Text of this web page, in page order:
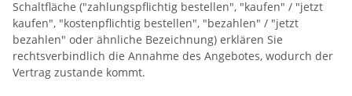
Schaltfläche ("zahlungspflichtig bestellen", "kaufen" / "jetzt
kaufen", "kostenpflichtig bestellen", "bezahlen" / "jetzt
bezahlen" oder ähnliche Bezeichnung) erklären Sie
rechtsverbindlich die Annahme des Angebotes, wodurch der
Vertrag zustande kommt.